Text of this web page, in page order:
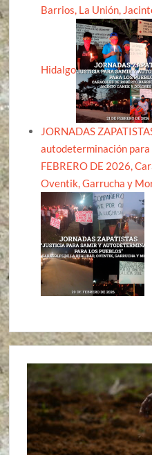
Barrios, La Unión,
Hidalgo
JORNADAS
autodeterminación para
FEBRERO DE 2026,
Oventik, Garrucha y